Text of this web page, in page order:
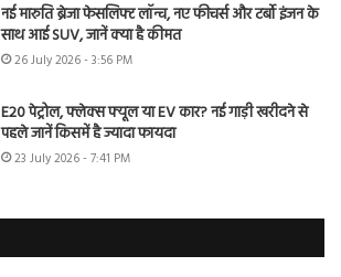
नई मारुति ब्रेजा फेसलिफ्ट लॉन्च, नए फीचर्स और टर्बो इंजन के
साथ आई SUV, जानें क्या है कीमत
26 July 2026 - 3:56 PM
E20 पेट्रोल, फ्लेक्स फ्यूल या EV कार? नई गाड़ी खरीदने से
पहले जानें किसमें है ज्यादा फायदा
23 July 2026 - 7:41 PM